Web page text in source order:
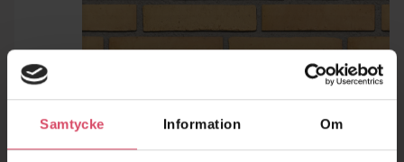
Samtycke Information Om